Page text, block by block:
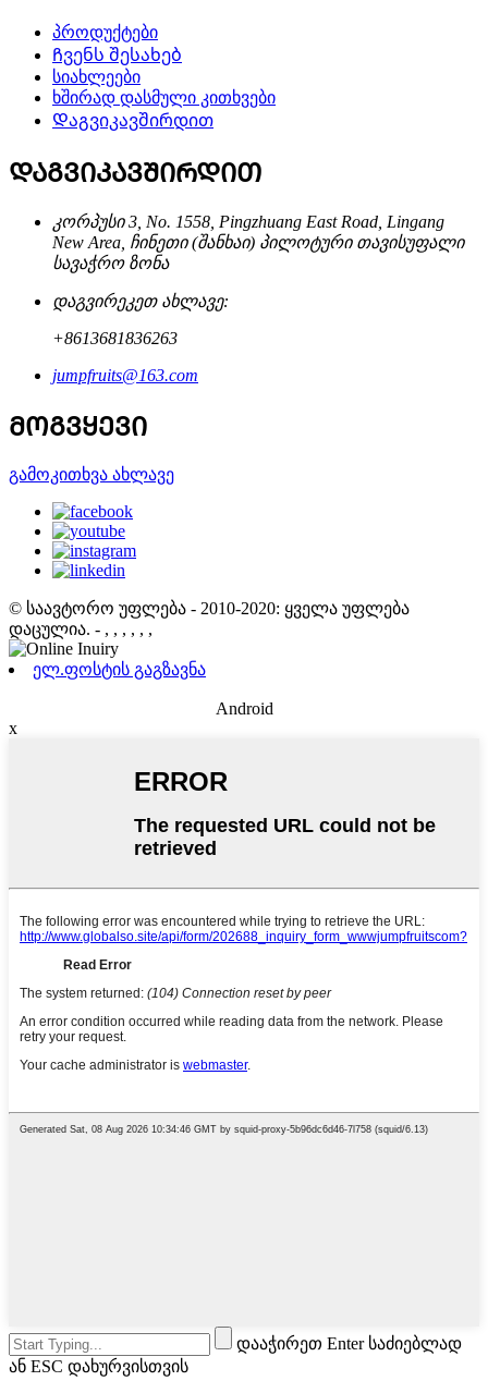
პროდუქტები
Ჩვენს შესახებ
სიახლეები
ხშირად დასმული კითხვები
Დაგვიკავშირდით
ᲓᲐᲒᲕᲘᲙᲐᲕᲨᲘᲠᲓᲘᲗ
კორპუსი 3, No. 1558, Pingzhuang East Road, Lingang
New Area, ჩინეთი (შანხაი) პილოტური თავისუფალი
სავაჭრო ზონა
დაგვირეკეთ ახლავე:
+8613681836263
jumpfruits@163.com
ᲛᲝᲒᲕᲧᲔᲕᲘ
გამოკითხვა ახლავე
© საავტორო უფლება - 2010-2020: ყველა უფლება
დაცულია. - , , , , , ,
ელ.ფოსტის გაგზავნა
Android
x
დააჭირეთ Enter საძიებლად
ან ESC დახურვისთვის